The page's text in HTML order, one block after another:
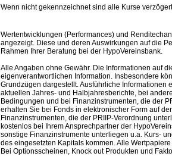
Wenn nicht gekennzeichnet sind alle Kurse
Wertentwicklungen (Performances) und
angezeigt. Diese und deren Auswirkungen auf die
Rahmen Ihrer Beratung bei der HypoVereinsbank.
Alle Angaben ohne Gewähr. Die Informationen auf
eigenverantwortlichen Information. Insbesondere
Grundzügen dargestellt. Ausführliche
aktuellen Jahres- und Halbjahresberichte, bei
Bedingungen und bei Finanzinstrumenten, die der
erhalten Sie bei Fonds in elektronischer Form auf
Finanzinstrumenten, die der PRIIP-Verordnung
kostenlos bei Ihrem Ansprechpartner der
sonstige Finanzinstrumente unterliegen u.a. Kurs-
des eingesetzten Kapitals kommen. Alle
Bei Optionsscheinen, Knock out Produkten und